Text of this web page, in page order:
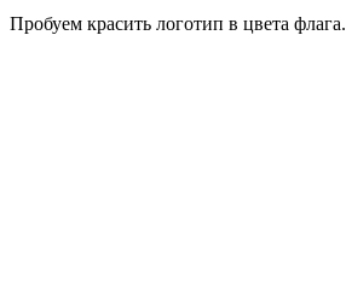
Пробуем красить логотип в цвета флага.